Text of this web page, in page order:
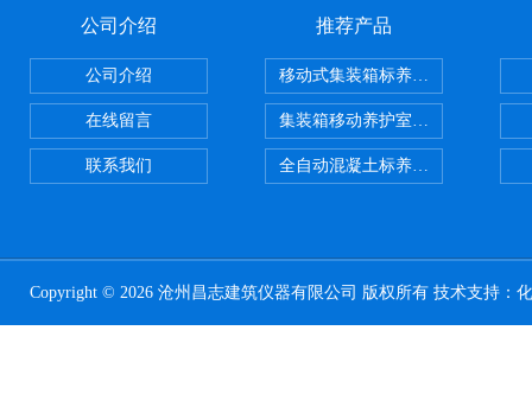
公司介绍
公司介绍
在线留言
联系我们
推荐产品
移动式集装箱标养室 养护室设备
集装箱移动养护室 标养室
全自动混凝土标养室恒温恒湿设备
Copyright © 2026 沧州昌志建筑仪器有限公司 版权所有 技术支持：